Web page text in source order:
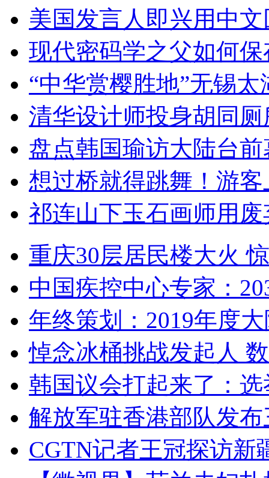
美国发言人即兴用中
现代密码学之父如何
“中华赏樱胜地”无锡
清华设计师投身胡同
盘点韩国瑜访大陆台
想过桥就得跳舞！游客
祁连山下玉石画师用
重庆30层居民楼大火
中国疾控中心专家：
年终策划：2019年度
悼念冰桶挑战发起人
韩国议会打起来了：
解放军驻香港部队发
CGTN记者王冠探访新